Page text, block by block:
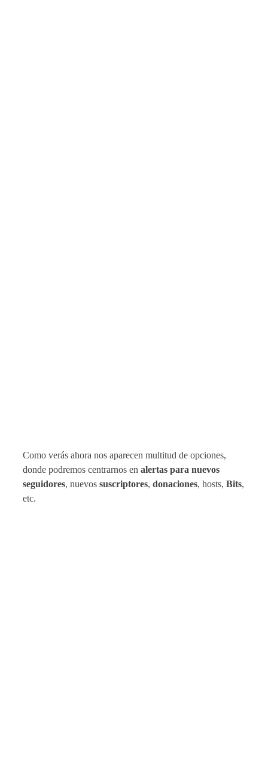
Como verás ahora nos aparecen multitud de opciones,
donde podremos centrarnos en alertas para nuevos
seguidores, nuevos suscriptores, donaciones, hosts, Bits,
etc.